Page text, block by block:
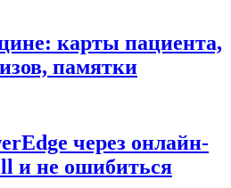
карты пациента,
памятки
через онлайн-
и не ошибиться